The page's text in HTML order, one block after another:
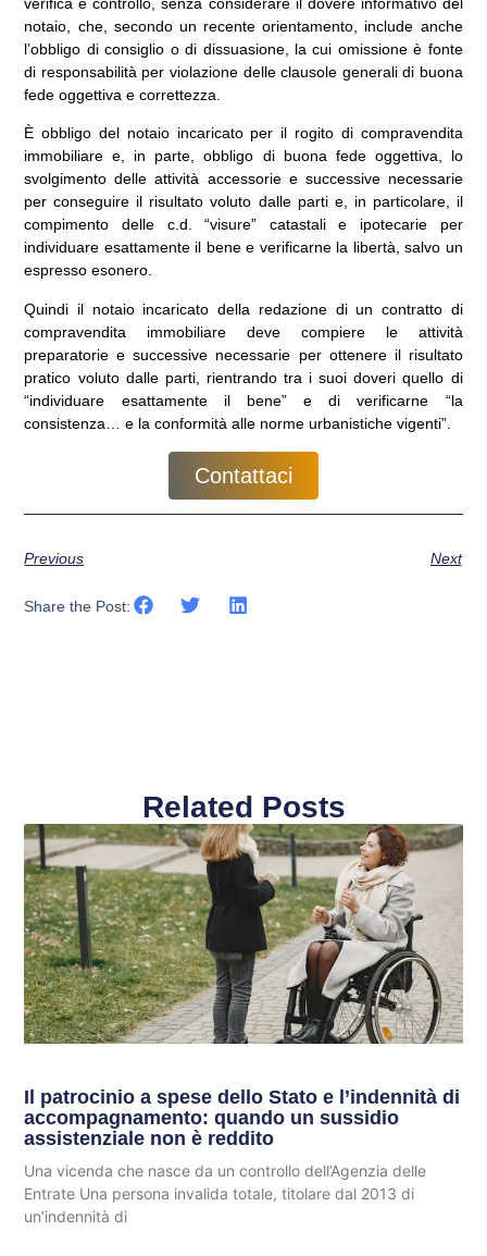
notaio, che, secondo un recente orientamento, include anche
l’obbligo di consiglio o di dissuasione, la cui omissione è fonte
di responsabilità per violazione delle clausole generali di buona
fede oggettiva e correttezza.
È obbligo del notaio incaricato per il rogito di compravendita
immobiliare e, in parte, obbligo di buona fede oggettiva, lo
svolgimento delle attività accessorie e successive necessarie
per conseguire il risultato voluto dalle parti e, in particolare, il
compimento delle c.d. “visure” catastali e ipotecarie per
individuare esattamente il bene e verificarne la libertà, salvo un
espresso esonero.
Quindi il notaio incaricato della redazione di un contratto di
compravendita immobiliare deve compiere le attività
preparatorie e successive necessarie per ottenere il risultato
pratico voluto dalle parti, rientrando tra i suoi doveri quello di
“individuare esattamente il bene” e di verificarne “la
consistenza… e la conformità alle norme urbanistiche vigenti”.
Contattaci
Previous Next
Share the Post:
Related Posts
Il patrocinio a spese dello Stato e l’indennità di
accompagnamento: quando un sussidio
assistenziale non è reddito
Una vicenda che nasce da un controllo dell’Agenzia delle
Entrate Una persona invalida totale, titolare dal 2013 di
un’indennità di